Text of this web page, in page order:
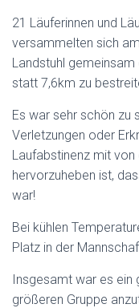
21 Läuferinnen und
versammelten sich
Landstuhl
statt 7,6km zu
Es war sehr schön zu
Verletzungen oder
Laufabstinenz mit
hervorzuheben ist,
war!
Bei kühlen
Platz in der
Insgesamt war es ein
größeren Gruppe